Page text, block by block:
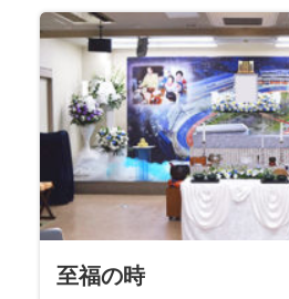
そうです。 昨年、むすびす
葬儀をお手伝いさせていた
の度のご依頼となりました。
至福の時